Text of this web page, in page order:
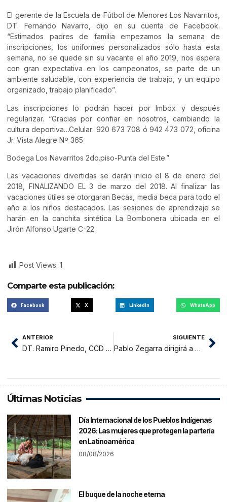
El gerente de la Escuela de Fútbol de Menores Los Navarritos,
DT. Fernando Navarro, dijo en su cuenta de Facebook.
“Estimados padres de familia empezamos la semana de
inscripciones, los uniformes personalizados sólo hasta esta
semana, no se quede sin su vacante el año 2019, nos espera
con gran expectativa en los campeonatos, se parte de un
ambiente saludable, con experiencia de trabajo, y un equipo
organizado, trabajo planificado”.
Las inscripciones lo podrán hacer por Imbox y después
regularizar. “Gracias por confiar en nosotros, cambiando la
cultura deportiva…Celular: 920 673 708 ó 942 473 072, oficina
Jr. Vista Alegre Nº 365
Bodega Los Navarritos 2do.piso-Punta del Este.”
Las vacaciones divertidas se darán inicio el 8 de enero del
2018, FINALIZANDO EL 3 de marzo del 2018. Al finalizar las
vacaciones útiles se otorgaran Becas, media beca para todo el
año a los niños destacados. Las sesiones de aprendizaje se
harán en la canchita sintética La Bombonera ubicada en el
Jirón Alfonso Ugarte C-22.
Post Views: 1
Comparte esta publicación:
Facebook X LinkedIn WhatsApp
ANTERIOR
DT. Ramiro Pinedo, CCD El Tumi: “Conseguimos grandes logros en este año”
SIGUIENTE
Pablo Zegarra dirigirá a Molinos El Pirata FC
Últimas Noticias
Día Internacional de los Pueblos Indígenas
2026: Las mujeres que protegen la partería
en Latinoamérica
08/08/2026
El buque de la noche eterna